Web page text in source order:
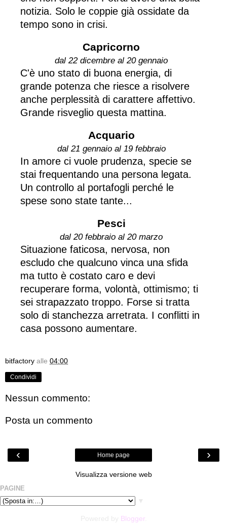
notizia. Solo le coppie già ossidate da
tempo sono in crisi.
Capricorno
dal 22 dicembre al 20 gennaio
C'è uno stato di buona energia, di
grande potenza che riesce a risolvere
anche perplessità di carattere affettivo.
Grande risveglio questa mattina.
Acquario
dal 21 gennaio al 19 febbraio
In amore ci vuole prudenza, specie se
stai frequentando una persona legata.
Un controllo al portafogli perché le
spese sono state tante...
Pesci
dal 20 febbraio al 20 marzo
Situazione faticosa, nervosa, non
escludo che qualcuno vinca una sfida
ma tutto è costato caro e devi
recuperare forma, volontà, ottimismo; ti
sei strapazzato troppo. Forse si tratta
solo di stanchezza arretrata. I conflitti in
casa possono aumentare.
bitfactory alle 04:00
Condividi
Nessun commento:
Posta un commento
‹ ›
Home page
Visualizza versione web
PAGINE
Blogger.